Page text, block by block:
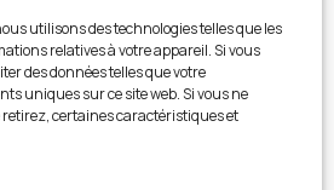
utilisons des technologies telles que les
relatives à votre appareil. Si vous
des données telles que votre
uniques sur ce site web. Si vous ne
certaines caractéristiques et
Impressum